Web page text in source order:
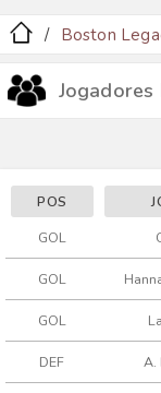
Boston
Jogadores
POS
GOL
GOL
GOL
DEF A.